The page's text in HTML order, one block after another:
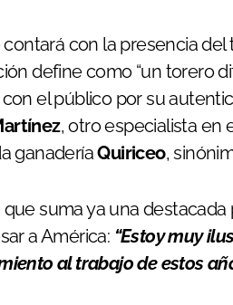
contará con la presencia
define como “un torero
el público por su
, otro especialista en
ganaderíaQuiriceo,
que suma ya una
a América: “Estoy muy
al trabajo de estos